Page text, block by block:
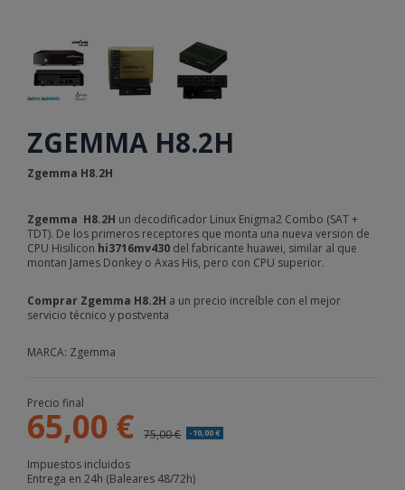
ZGEMMA H8.2H
Zgemma H8.2H
Zgemma H8.2H un decodificador Linux Enigma2 Combo (SAT +
TDT). De los primeros receptores que monta una nueva version de
CPU Hisilicon hi3716mv430 del fabricante huawei, similar al que
montan James Donkey o Axas His, pero con CPU superior.
Comprar Zgemma H8.2H a un precio increíble con el mejor
servicio técnico y postventa
MARCA: Zgemma
Precio final
65,00 € 75,00 € -10,00 €
Impuestos incluidos
Entrega en 24h (Baleares 48/72h)